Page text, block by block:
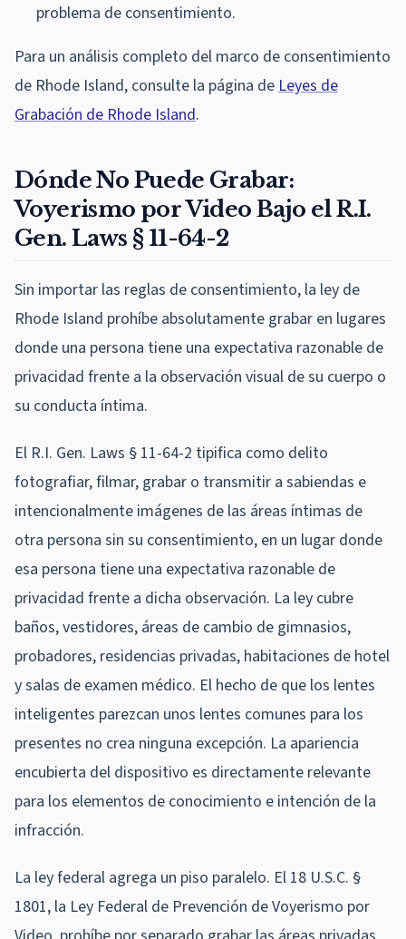
problema de consentimiento.
Para un análisis completo del marco de consentimiento
de Rhode Island, consulte la página de Leyes de
Grabación de Rhode Island.
Dónde No Puede Grabar:
Voyerismo por Video Bajo el R.I.
Gen. Laws § 11-64-2
Sin importar las reglas de consentimiento, la ley de
Rhode Island prohíbe absolutamente grabar en lugares
donde una persona tiene una expectativa razonable de
privacidad frente a la observación visual de su cuerpo o
su conducta íntima.
El R.I. Gen. Laws § 11-64-2 tipifica como delito
fotografiar, filmar, grabar o transmitir a sabiendas e
intencionalmente imágenes de las áreas íntimas de
otra persona sin su consentimiento, en un lugar donde
esa persona tiene una expectativa razonable de
privacidad frente a dicha observación. La ley cubre
baños, vestidores, áreas de cambio de gimnasios,
probadores, residencias privadas, habitaciones de hotel
y salas de examen médico. El hecho de que los lentes
inteligentes parezcan unos lentes comunes para los
presentes no crea ninguna excepción. La apariencia
encubierta del dispositivo es directamente relevante
para los elementos de conocimiento e intención de la
infracción.
La ley federal agrega un piso paralelo. El 18 U.S.C. §
1801, la Ley Federal de Prevención de Voyerismo por